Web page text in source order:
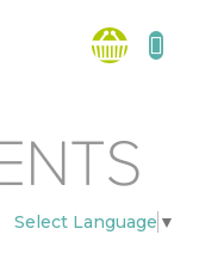
Select Language ▼
košík